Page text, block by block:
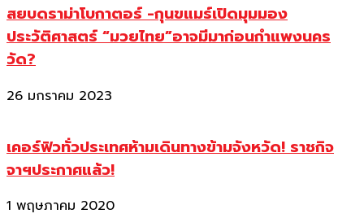
สยบดราม่าโบกาตอร์ -กุนขแมร์เปิดมุมมอง
ประวัติศาสตร์ “มวยไทย”อาจมีมาก่อนกำแพงนคร
วัด?
26 มกราคม 2023
เคอร์ฟิวทั่วประเทศห้ามเดินทางข้ามจังหวัด! ราชกิจ
จาฯประกาศแล้ว!
1 พฤษภาคม 2020